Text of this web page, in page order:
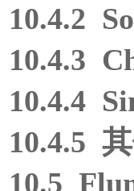
10.4.2
10.4.3
10.4.4
10.4.5
10.5